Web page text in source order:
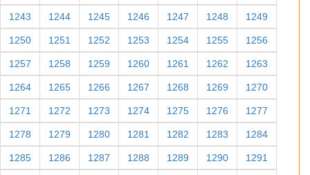
1243 1244 1245 1246 1247 1248 1249
1250 1251 1252 1253 1254 1255 1256
1257 1258 1259 1260 1261 1262 1263
1264 1265 1266 1267 1268 1269 1270
1271 1272 1273 1274 1275 1276 1277
1278 1279 1280 1281 1282 1283 1284
1285 1286 1287 1288 1289 1290 1291